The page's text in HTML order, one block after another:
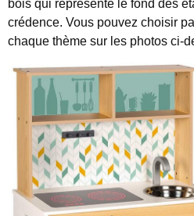
bois qui représente le fond des
crédence. Vous pouvez choisir
chaque thème sur les photos ci-